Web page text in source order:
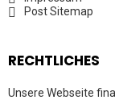
Post Sitemap
RECHTLICHES
Unsere Webseite